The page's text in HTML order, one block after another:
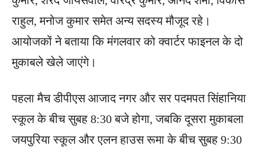
राहुल, मनोज कुमार समेत अन्य सदस्य मौजूद रहे।
आयोजकों ने बताया कि मंगलवार को क्वार्टर फाइनल के दो
मुकाबले खेले जाएंगे।
पहला मैच डीपीएस आजाद नगर और सर पदमपत सिंहानिया
स्कूल के बीच सुबह 8:30 बजे होगा, जबकि दूसरा मुकाबला
जयपुरिया स्कूल और एलन हाउस रूमा के बीच सुबह 9:30